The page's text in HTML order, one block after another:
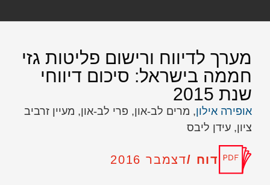
מערך לדיווח ורישום פליטות גזי
חממה בישראל: סיכום דיווחי
שנת 2015
אופירה אילון, מרים לב-און, פרי לב-און, מעיין זרביב
ציון, עידן ליבס
דוח /דצמבר 2016